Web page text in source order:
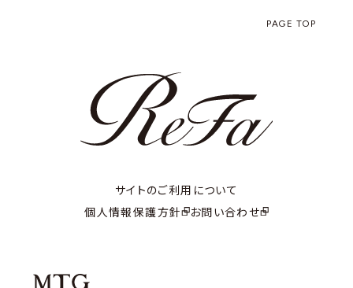
PAGE TOP
サイトのご利用について
個人情報保護方針 お問い合わせ